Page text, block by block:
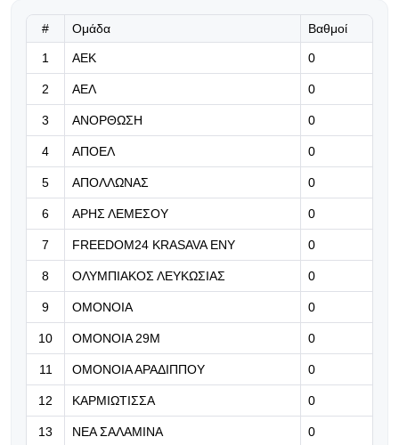
Με τρεις επιστροφές και δύο
ερωτηματικά για την πρόκριση!
08.08.2026 | 22:43
Συμφώνησε με Λουκάκου και πλέον
πιέζει τη Νάπολι για το deal η
Φενέρ!
08.08.2026 | 22:30
«Ερυθρόλευκη» νίκη στο Παραλίμνι
ΣΤΙΓΜΙΟΤΥΠΑ: Τα γκολ και οι
φάσεις από το ΓΣΠ
# Ομάδα Βαθμοί
1 ΑΕΚ 0
2 ΑΕΛ 0
3 ΑΝΟΡΘΩΣΗ 0
4 ΑΠΟΕΛ 0
5 ΑΠΟΛΛΩΝΑΣ 0
6 ΑΡΗΣ ΛΕΜΕΣΟΥ 0
7 FREEDOM24 KRASAVA ΕΝΥ 0
8 ΟΛΥΜΠΙΑΚΟΣ ΛΕΥΚΩΣΙΑΣ 0
9 ΟΜΟΝΟΙΑ 0
10 ΟΜΟΝΟΙΑ 29Μ 0
11 ΟΜΟΝΟΙΑ ΑΡΑΔΙΠΠΟΥ 0
12 ΚΑΡΜΙΩΤΙΣΣΑ 0
13 ΝΕΑ ΣΑΛΑΜΙΝΑ 0